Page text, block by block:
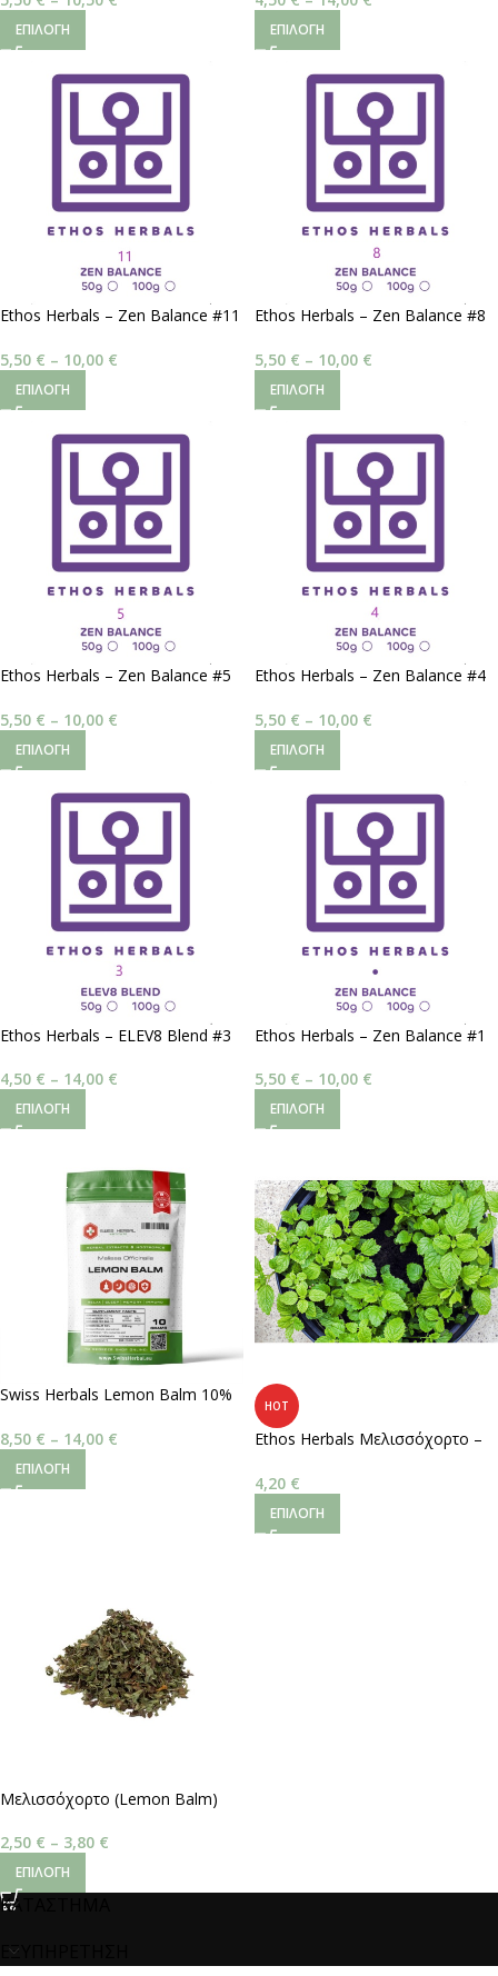
ΕΠΙΛΟΓΉ ΕΠΙΛΟΓΉ
Ethos Herbals – Zen Balance #11
5,50 € – 10,00 €
ΕΠΙΛΟΓΉ
Ethos Herbals – Zen Balance #8
5,50 € – 10,00 €
ΕΠΙΛΟΓΉ
Ethos Herbals – Zen Balance #5
5,50 € – 10,00 €
ΕΠΙΛΟΓΉ
Ethos Herbals – Zen Balance #4
5,50 € – 10,00 €
ΕΠΙΛΟΓΉ
Ethos Herbals – ELEV8 Blend #3
4,50 € – 14,00 €
ΕΠΙΛΟΓΉ
Ethos Herbals – Zen Balance #1
5,50 € – 10,00 €
ΕΠΙΛΟΓΉ
Swiss Herbals Lemon Balm 10%
8,50 € – 14,00 €
ΕΠΙΛΟΓΉ
HOT
Ethos Herbals Μελισσόχορτο –
4,20 €
ΕΠΙΛΟΓΉ
Μελισσόχορτο (Lemon Balm)
2,50 € – 3,80 €
ΕΠΙΛΟΓΉ
ΚΑΤΑΣΤΗΜΑ
ΕΞΥΠΗΡΕΤΗΣΗ